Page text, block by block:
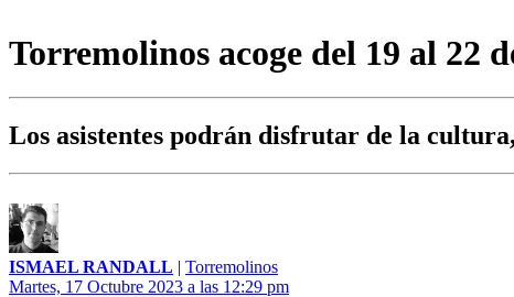
Torremolinos acoge del 19 al 22
Los asistentes podrán disfrutar de la
ISMAEL RANDALL | Torremolinos
Martes, 17 Octubre 2023 a las 12:29 pm